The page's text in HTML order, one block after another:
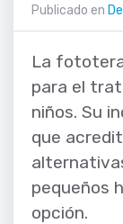
Publicado en
La
para el
niños. Su
que
pequeños
opción.